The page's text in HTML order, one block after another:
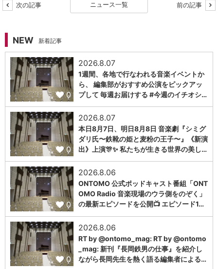
次の記事 ニュース一覧 前の記事
NEW 新着記事
0
2026.8.07
1週間、各地で行なわれる音楽イベントか
ら、 編集部がおすすめ公演をピックアッ
プして 毎週お届けする #今週のイチオシ…
0
2026.8.07
本日8月7日、明日8月8日 音楽劇『シミグ
ダリ氏〜鉄靴の姫と麦粉の王子〜』《新演
出》上演🎊✨ 私たちが生きる世界の美し…
0
2026.8.06
ONTOMO 公式ポッドキャスト番組「ONT
OMO Radio 音楽現場のウラ側をのぞく」
の最新エピソードを公開📺 エピソード1…
0
2026.8.06
RT by @ontomo_mag: RT by @ontomo
_mag: 新刊『長岡鉄男の仕事』を紹介し
ながら長岡先生を熱く語る編集者による…